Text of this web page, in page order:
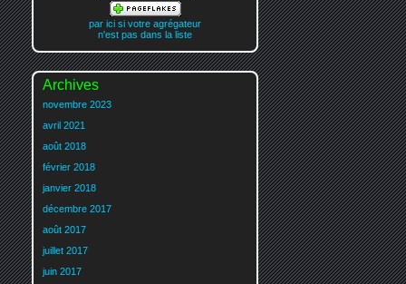
par ici si votre agrégateur
n'est pas dans la liste
Archives
novembre 2023
avril 2021
août 2018
février 2018
janvier 2018
décembre 2017
août 2017
juillet 2017
juin 2017